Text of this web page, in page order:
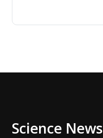
Science News